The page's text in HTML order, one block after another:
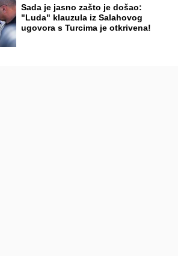
Sada je jasno zašto je došao:
"Luda" klauzula iz Salahovog
ugovora s Turcima je otkrivena!